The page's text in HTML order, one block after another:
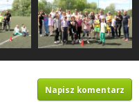
Napisz komentarz